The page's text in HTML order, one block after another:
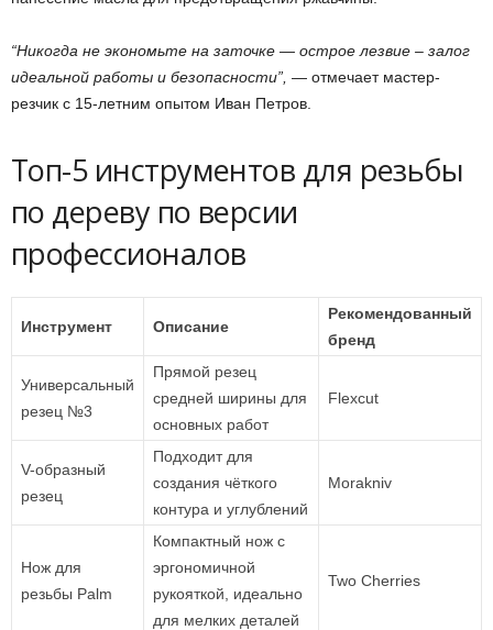
“Никогда не экономьте на заточке — острое лезвие – залог
идеальной работы и безопасности”, — отмечает мастер-
резчик с 15-летним опытом Иван Петров.
Топ-5 инструментов для резьбы
по дереву по версии
профессионалов
Инструмент Описание
Рекомендованный
бренд
Универсальный
резец №3
Прямой резец
средней ширины для
основных работ
Flexcut
V-образный
резец
Подходит для
создания чёткого
контура и углублений
Morakniv
Нож для
резьбы Palm
Компактный нож с
эргономичной
рукояткой, идеально
для мелких деталей
Two Cherries